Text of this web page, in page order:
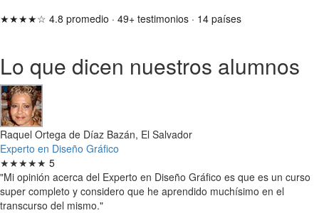
★★★★☆ 4.8 promedio · 49+ testimonios · 14 países
Lo que dicen nuestros alumnos
Raquel Ortega de Díaz Bazán, El Salvador
Experto en Diseño Gráfico
★★★★★ 5
"Mi opinión acerca del Experto en Diseño Gráfico es que es un curso
super completo y considero que he aprendido muchísimo en el
transcurso del mismo."